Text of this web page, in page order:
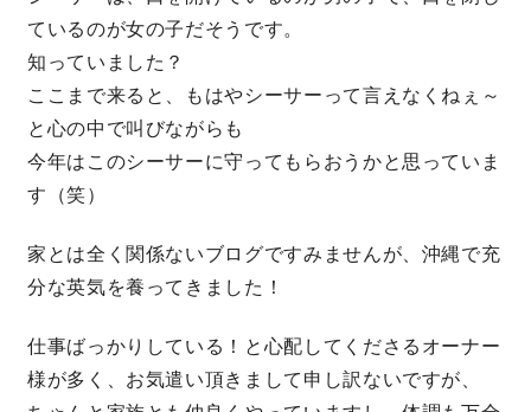
ているのが女の子だそうです。
知っていました？
ここまで来ると、もはやシーサーって言えなくねぇ～
と心の中で叫びながらも
今年はこのシーサーに守ってもらおうかと思っていま
す（笑）
家とは全く関係ないブログですみませんが、沖縄で充
分な英気を養ってきました！
仕事ばっかりしている！と心配してくださるオーナー
様が多く、お気遣い頂きまして申し訳ないですが、